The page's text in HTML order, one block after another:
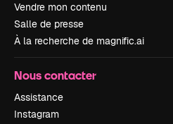
Vendre mon contenu
Salle de presse
À la recherche de magnific.ai
Nous contacter
Assistance
Instagram